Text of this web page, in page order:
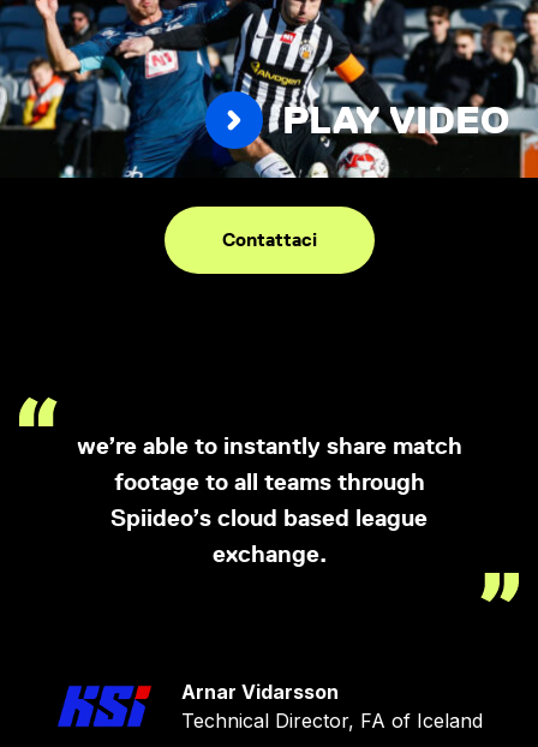
PLAY VIDEO
Contattaci
we’re able to instantly share match
footage to all teams through
Spiideo’s cloud based league
exchange.
Arnar Vidarsson
Technical Director, FA of Iceland